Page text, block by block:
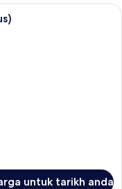
Room, Non Smoking
untuk tarikh anda